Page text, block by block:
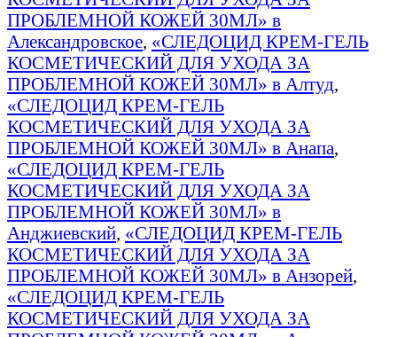
ПРОБЛЕМНОЙ КОЖЕЙ 30МЛ» в
Александровское, «СЛЕДОЦИД КРЕМ-ГЕЛЬ
КОСМЕТИЧЕСКИЙ ДЛЯ УХОДА ЗА
ПРОБЛЕМНОЙ КОЖЕЙ 30МЛ» в Алтуд,
«СЛЕДОЦИД КРЕМ-ГЕЛЬ
КОСМЕТИЧЕСКИЙ ДЛЯ УХОДА ЗА
ПРОБЛЕМНОЙ КОЖЕЙ 30МЛ» в Анапа,
«СЛЕДОЦИД КРЕМ-ГЕЛЬ
КОСМЕТИЧЕСКИЙ ДЛЯ УХОДА ЗА
ПРОБЛЕМНОЙ КОЖЕЙ 30МЛ» в
Анджиевский, «СЛЕДОЦИД КРЕМ-ГЕЛЬ
КОСМЕТИЧЕСКИЙ ДЛЯ УХОДА ЗА
ПРОБЛЕМНОЙ КОЖЕЙ 30МЛ» в Анзорей,
«СЛЕДОЦИД КРЕМ-ГЕЛЬ
КОСМЕТИЧЕСКИЙ ДЛЯ УХОДА ЗА